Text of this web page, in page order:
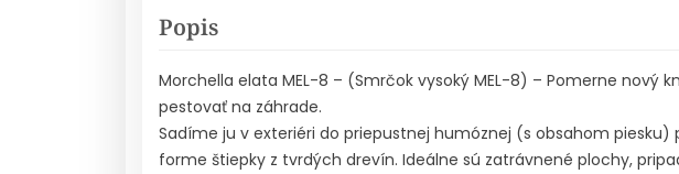
Popis
Morchella elata MEL-8 – (Smrčok vysoký MEL-8) – Pomerne nový
pestovať na záhrade.
Sadíme ju v exteriéri do priepustnej humóznej (s obsahom
forme štiepky z tvrdých drevín. Ideálne sú zatrávnené plochy,